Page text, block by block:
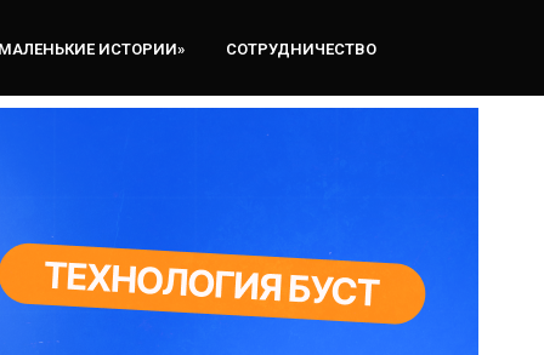
ИСТОРИИ» СОТРУДНИЧЕСТВО